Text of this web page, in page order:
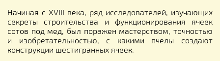
Начиная с XVIII века, ряд исследователей, изучающих
секреты строительства и функционирования ячеек
сотов под мед, был поражен мастерством, точностью
и изобретательностью, с какими пчелы создают
конструкции шестигранных ячеек.